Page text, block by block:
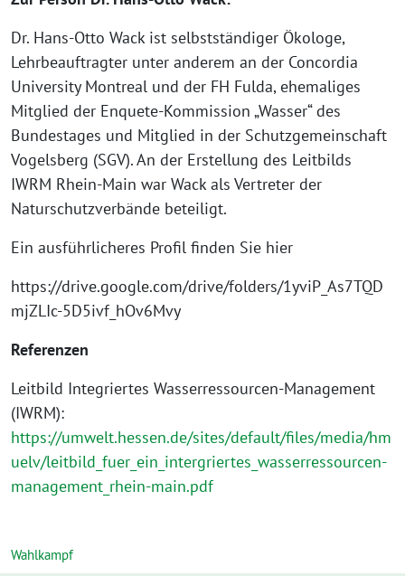
Dr. Hans-Otto Wack ist selbstständiger Ökologe,
Lehrbeauftragter unter anderem an der Concordia
University Montreal und der FH Fulda, ehemaliges
Mitglied der Enquete-Kommission „Wasser“ des
Bundestages und Mitglied in der Schutzgemeinschaft
Vogelsberg (SGV). An der Erstellung des Leitbilds
IWRM Rhein-Main war Wack als Vertreter der
Naturschutzverbände beteiligt.
Ein ausführlicheres Profil finden Sie hier
https://drive.google.com/drive/folders/1yviP_As7TQD
mjZLIc-5D5ivf_hOv6Mvy
Referenzen
Leitbild Integriertes Wasserressourcen-Management
(IWRM):
https://umwelt.hessen.de/sites/default/files/media/hm
uelv/leitbild_fuer_ein_intergriertes_wasserressourcen-
management_rhein-main.pdf
Wahlkampf